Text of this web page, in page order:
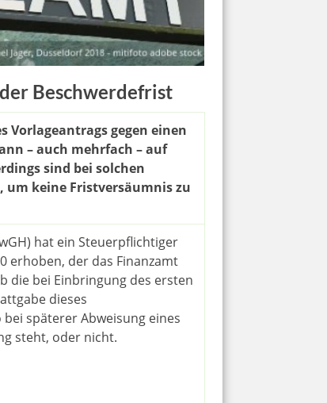
Beschwerdefrist
Vorlageantrags gegen einen
– auch mehrfach – auf
sind bei solchen
um keine Fristversäumnis zu
hat ein Steuerpflichtiger
erhoben, der das Finanzamt
die bei Einbringung des ersten
dieses
späterer Abweisung eines
steht, oder nicht.